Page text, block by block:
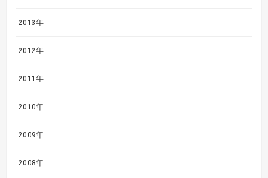
2013年
2012年
2011年
2010年
2009年
2008年